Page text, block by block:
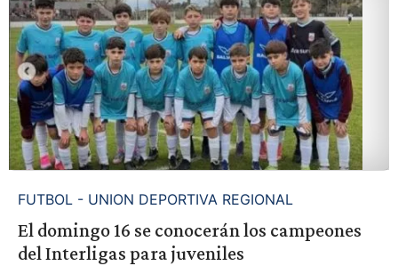
FUTBOL - UNION DEPORTIVA REGIONAL
El domingo 16 se conocerán los campeones
del Interligas para juveniles